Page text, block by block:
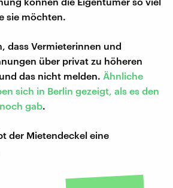
sie möchten.
dass Vermieterinnen und
über privat zu höheren
das nicht melden. Ähnliche
sich in Berlin gezeigt, als es den
gab.
der Mietendeckel eine